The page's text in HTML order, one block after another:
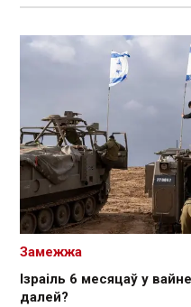
Ізраіль 6 месяцаў у
далей?
Замежжа